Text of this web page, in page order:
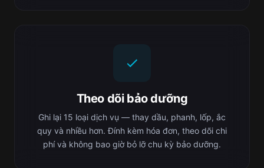
Theo dõi bảo dưỡng
Ghi lại 15 loại dịch vụ — thay dầu, phanh, lốp, ắc
quy và nhiều hơn. Đính kèm hóa đơn, theo dõi chi
phí và không bao giờ bỏ lỡ chu kỳ bảo dưỡng.